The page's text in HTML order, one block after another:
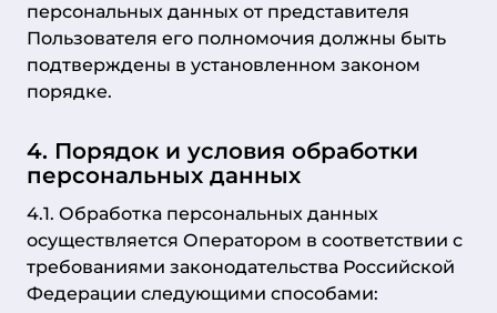
персональных данных от представителя
Пользователя его полномочия должны быть
подтверждены в установленном законом
порядке.
4. Порядок и условия обработки
персональных данных
4.1. Обработка персональных данных
осуществляется Оператором в соответствии с
требованиями законодательства Российской
Федерации следующими способами: